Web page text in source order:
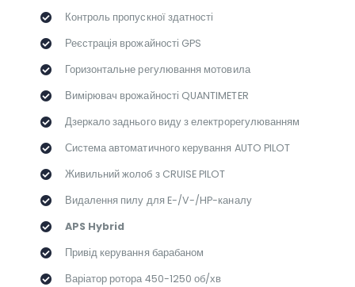
Контроль пропускної здатності
Реєстрація врожайності GPS
Горизонтальне регулювання мотовила
Вимірювач врожайності QUANTIMETER
Дзеркало заднього виду з електрорегулюванням
Система автоматичного керування AUTO PILOT
Живильний жолоб з CRUISE PILOT
Видалення пилу для E-/V-/HP-каналу
APS Hybrid
Привід керування барабаном
Варіатор ротора 450-1250 об/хв